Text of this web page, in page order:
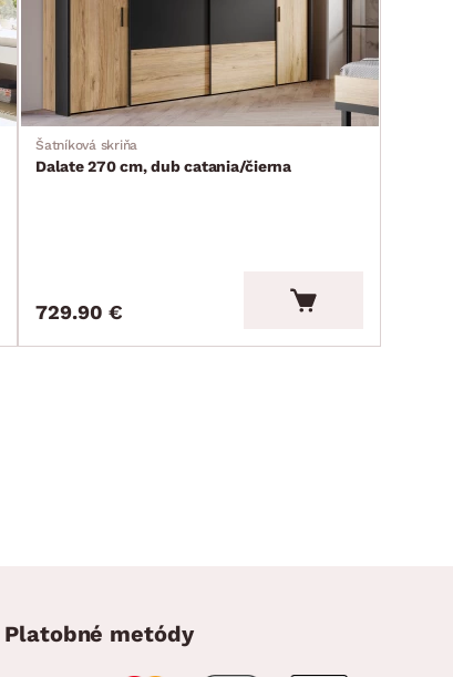
Šatníková skriňa
Dalate 270 cm, dub catania/čierna
729.90 €
Platobné metódy